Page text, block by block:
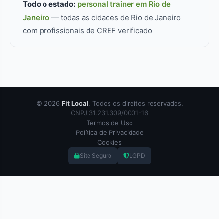
Todo o estado: personal trainer em Rio de
Janeiro — todas as cidades de Rio de Janeiro
com profissionais de CREF verificado.
© 2026 Fit Local. Todos os direitos reservados.
CNPJ:31.231.309/0001-16
Termos de Uso
Política de Privacidade
Cookies
Site Seguro LGPD